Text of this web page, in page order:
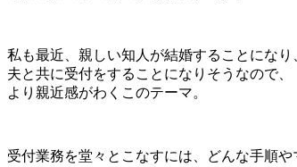
私も最近、親しい知人が結婚することになり
夫と共に受付をすることになりそうなので、
より親近感がわくこのテーマ。
受付業務を堂々とこなすには、どんな手順